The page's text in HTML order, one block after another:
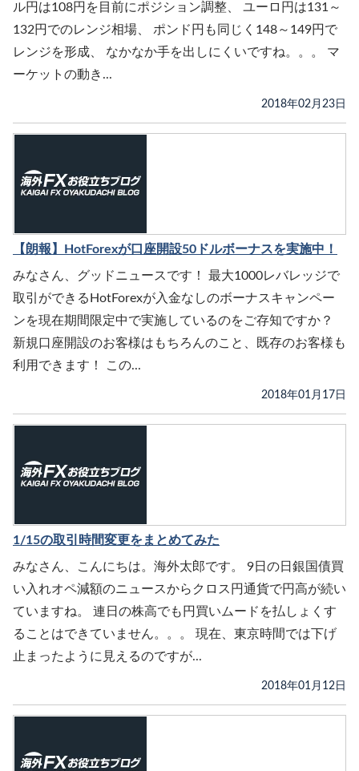
ル円は108円を目前にポジション調整、 ユーロ円は131～
132円でのレンジ相場、 ポンド円も同じく148～149円で
レンジを形成、 なかなか手を出しにくいですね。。。 マ
ーケットの動き...
2018年02月23日
【朗報】HotForexが口座開設50ドルボーナスを実施中！
みなさん、グッドニュースです！ 最大1000レバレッジで
取引ができるHotForexが入金なしのボーナスキャンペー
ンを現在期間限定中で実施しているのをご存知ですか？
新規口座開設のお客様はもちろんのこと、既存のお客様も
利用できます！ この...
2018年01月17日
1/15の取引時間変更をまとめてみた
みなさん、こんにちは。海外太郎です。 9日の日銀国債買
い入れオペ減額のニュースからクロス円通貨で円高が続い
ていますね。 連日の株高でも円買いムードを払しょくす
ることはできていません。。。 現在、東京時間では下げ
止まったように見えるのですが...
2018年01月12日